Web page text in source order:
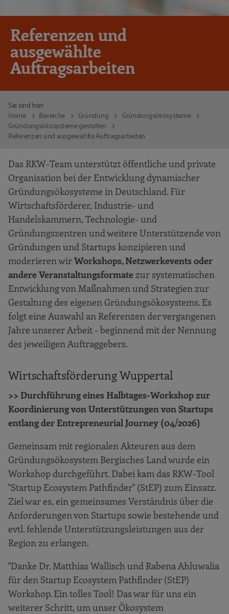
Referenzen und
ausgewählte
Auftragsarbeiten
Sie sind hier:
Home
Bereiche Gründung
Gründungsökosysteme
Gründungsökosysteme gestalten
Referenzen und ausgewählte Auftragsarbeiten
Das RKW-Team unterstützt öffentliche und private
Organisation bei der Entwicklung dynamischer
Gründungsökosysteme in Deutschland. Für
Wirtschaftsförderer, Industrie- und
Handelskammern, Technologie- und
Gründungszentren und weitere Unterstützende von
Gründungen und Startups konzipieren und
moderieren wirWorkshops, Netzwerkevents oder
andere Veranstaltungsformatezur systematischen
Entwicklung von Maßnahmen und Strategien zur
Gestaltung des eigenen Gründungsökosystems. Es
folgt eine Auswahl an Referenzen der vergangenen
Jahre unserer Arbeit - beginnend mit der Nennung
des jeweiligen Auftraggebers.
Wirtschaftsförderung Wuppertal
>> Durchführung eines Halbtages-Workshop zur
Koordinierung von Unterstützungen von Startups
entlang der Entrepreneurial Journey (04/2026)
Gemeinsam mit regionalen Akteuren aus dem
Gründungsökosystem Bergisches Land wurde ein
Workshop durchgeführt. Dabei kam das RKW-Tool
"Startup Ecosystem Pathfinder" (StEP) zum Einsatz.
Ziel war es, ein gemeinsames Verständnis über die
Anforderungen von Startups sowie bestehende und
evtl. fehlende Unterstützungsleistungen aus der
Region zu erlangen.
"Danke Dr. Matthias Wallisch und Rabena Ahluwalia
für den Startup Ecosystem Pathfinder (StEP)
Workshop. Ein tolles Tool! Das war für uns ein
weiterer Schritt, um unser Ökosystem